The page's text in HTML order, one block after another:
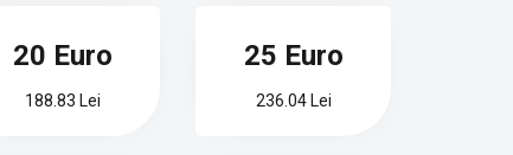
20 Euro
188.83 Lei
25 Euro
236.04 Lei